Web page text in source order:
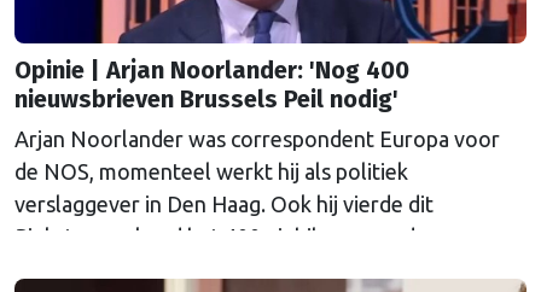
Opinie | Arjan Noorlander: 'Nog 400
nieuwsbrieven Brussels Peil nodig'
Arjan Noorlander was correspondent Europa voor
de NOS, momenteel werkt hij als politiek
verslaggever in Den Haag. Ook hij vierde dit
Pinksterweekend het 400e jubileum van de